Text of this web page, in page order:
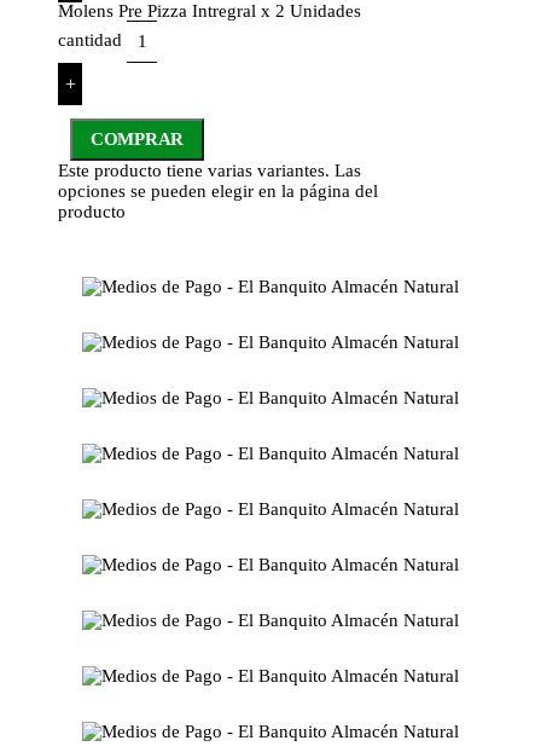
Molens Pre Pizza Intregral x 2 Unidades
cantidad
+
COMPRAR
Este producto tiene varias variantes. Las
opciones se pueden elegir en la página del
producto